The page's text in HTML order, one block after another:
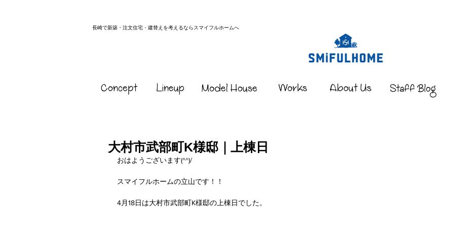
長崎で新築・注文住宅・建替えを考えるならスマイフルホームへ
大村市武部町K様邸｜上棟日
おはようございます(^^)/
スマイフルホームの立山です！！
4月18日は大村市武部町K様邸の上棟日でした。